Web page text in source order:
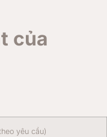
của
yêu cầu)